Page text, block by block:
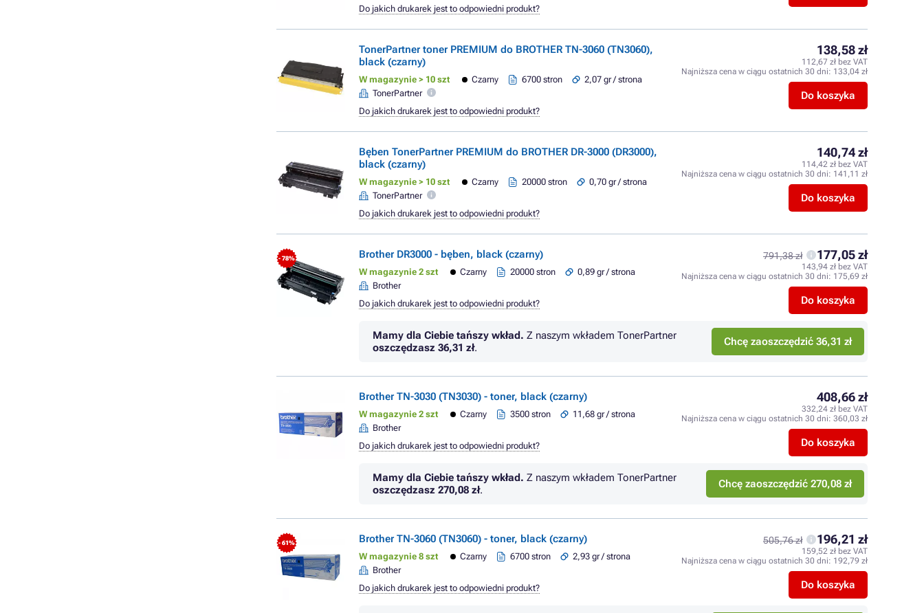
Do jakich drukarek jest to odpowiedni produkt?
TonerPartner toner PREMIUM do BROTHER TN-3060 (TN3060),
black (czarny)
W magazynie > 10 szt Czarny 6700 stron
2,07 gr / strona
TonerPartner
138,58 zł
112,67 zł bez VAT
Najniższa cena w ciągu ostatnich 30 dni: 133,04 zł
Do koszyka
Do jakich drukarek jest to odpowiedni produkt?
Bęben TonerPartner PREMIUM do BROTHER DR-3000 (DR3000),
black (czarny)
W magazynie > 10 szt Czarny 20000 stron
0,70 gr / strona
TonerPartner
140,74 zł
114,42 zł bez VAT
Najniższa cena w ciągu ostatnich 30 dni: 141,11 zł
Do koszyka
Do jakich drukarek jest to odpowiedni produkt?
- 78% Brother DR3000 - bęben, black (czarny)
W magazynie 2 szt Czarny 20000 stron
0,89 gr / strona
Brother
791,38 zł 177,05 zł
143,94 zł bez VAT
Najniższa cena w ciągu ostatnich 30 dni: 175,69 zł
Do koszyka
Do jakich drukarek jest to odpowiedni produkt?
Mamy dla Ciebie tańszy wkład. Z naszym wkładem TonerPartner
oszczędzasz 36,31 zł. Chcę zaoszczędzić 36,31 zł
Brother TN-3030 (TN3030) - toner, black (czarny)
W magazynie 2 szt Czarny 3500 stron
11,68 gr / strona
Brother
408,66 zł
332,24 zł bez VAT
Najniższa cena w ciągu ostatnich 30 dni: 360,03 zł
Do koszyka
Do jakich drukarek jest to odpowiedni produkt?
Mamy dla Ciebie tańszy wkład. Z naszym wkładem TonerPartner
oszczędzasz 270,08 zł. Chcę zaoszczędzić 270,08 zł
- 61% Brother TN-3060 (TN3060) - toner, black (czarny)
W magazynie 8 szt Czarny 6700 stron
2,93 gr / strona
Brother
505,76 zł 196,21 zł
159,52 zł bez VAT
Najniższa cena w ciągu ostatnich 30 dni: 192,79 zł
Do koszyka
Do jakich drukarek jest to odpowiedni produkt?